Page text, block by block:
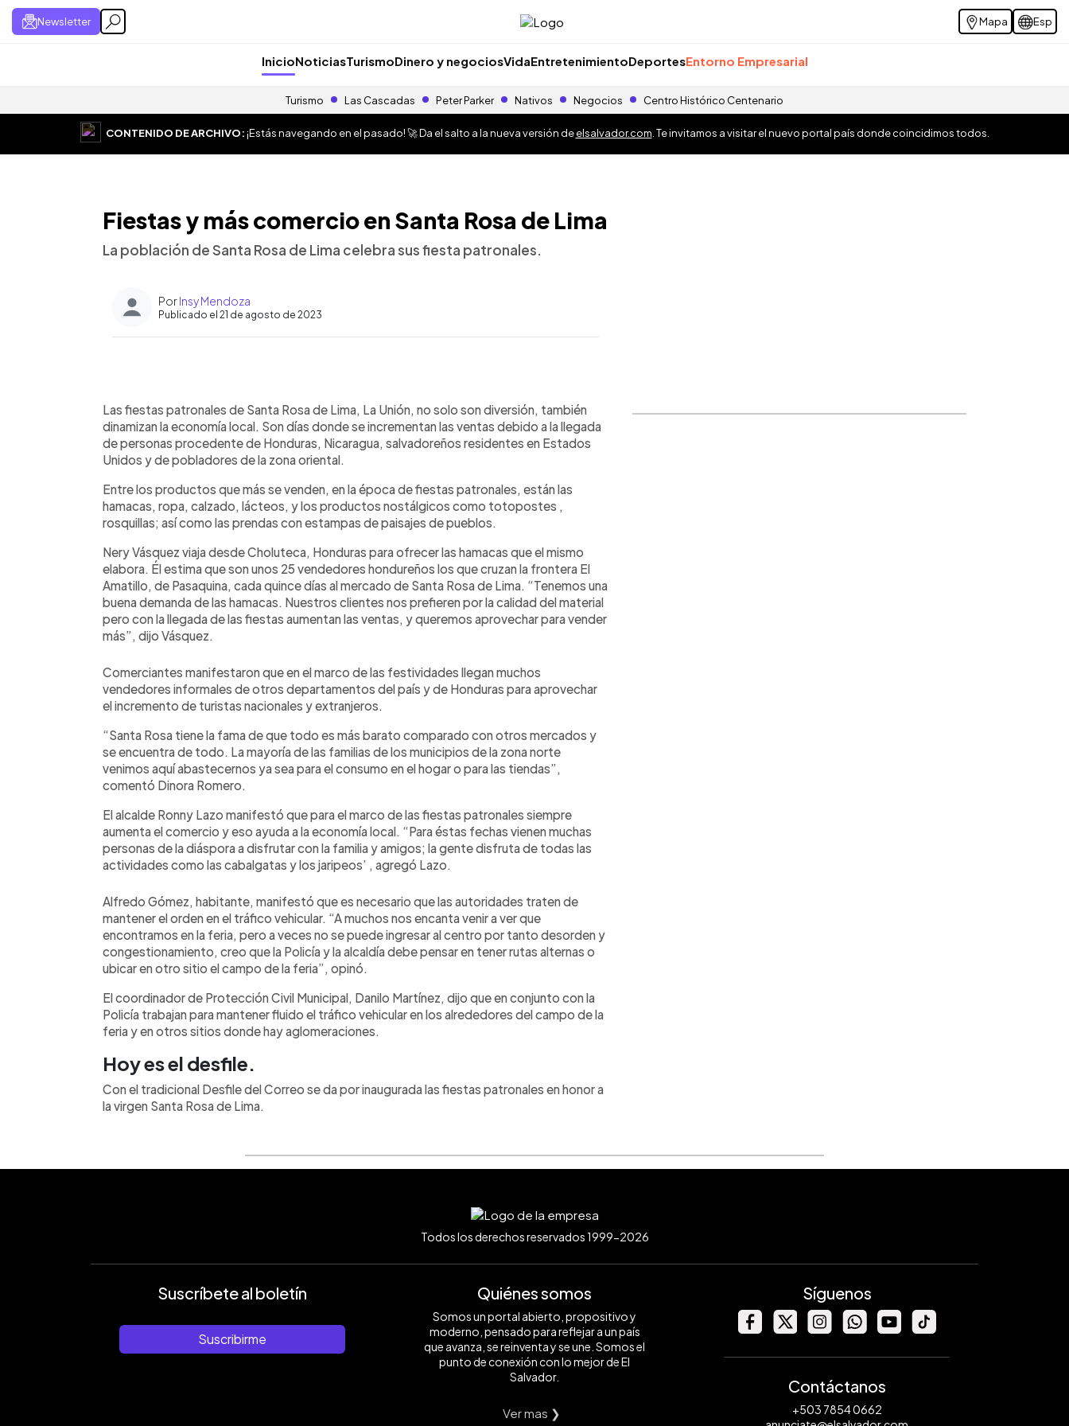
Newsletter Mapa Esp
InicioNoticiasTurismoDinero y negociosVidaEntretenimientoDeportesEntorno Empresarial
Turismo Las Cascadas Peter Parker Nativos Negocios Centro Histórico Centenario
CONTENIDO DE ARCHIVO:¡Estás navegando en el pasado! 🚀 Da el salto a la nueva versión deelsalvador.com . Te invitamos a visitar el nuevo portal país donde coincidimos todos.
Fiestas y más comercio en Santa Rosa de Lima
La población de Santa Rosa de Lima celebra sus fiesta patronales.
PorInsy Mendoza
Publicado el 21 de agosto de 2023
Escuchar artículo
Las fiestas patronales de Santa Rosa de Lima, La Unión, no solo son diversión, también
dinamizan la economía local. Son días donde se incrementan las ventas debido a la llegada
de personas procedente de Honduras, Nicaragua, salvadoreños residentes en Estados
Unidos y de pobladores de la zona oriental.
Entre los productos que más se venden, en la época de fiestas patronales, están las
hamacas, ropa, calzado, lácteos, y los productos nostálgicos como totopostes ,
rosquillas; así como las prendas con estampas de paisajes de pueblos.
Nery Vásquez viaja desde Choluteca, Honduras para ofrecer las hamacas que el mismo
elabora. Él estima que son unos 25 vendedores hondureños los que cruzan la frontera El
Amatillo, de Pasaquina, cada quince días al mercado de Santa Rosa de Lima. “Tenemos una
buena demanda de las hamacas. Nuestros clientes nos prefieren por la calidad del material
pero con la llegada de las fiestas aumentan las ventas, y queremos aprovechar para vender
más”, dijo Vásquez.
Comerciantes manifestaron que en el marco de las festividades llegan muchos
vendedores informales de otros departamentos del país y de Honduras para aprovechar
el incremento de turistas nacionales y extranjeros.
“Santa Rosa tiene la fama de que todo es más barato comparado con otros mercados y
se encuentra de todo. La mayoría de las familias de los municipios de la zona norte
venimos aquí abastecernos ya sea para el consumo en el hogar o para las tiendas”,
comentó Dinora Romero.
El alcalde Ronny Lazo manifestó que para el marco de las fiestas patronales siempre
aumenta el comercio y eso ayuda a la economía local. “Para éstas fechas vienen muchas
personas de la diáspora a disfrutar con la familia y amigos; la gente disfruta de todas las
actividades como las cabalgatas y los jaripeos’ , agregó Lazo.
Alfredo Gómez, habitante, manifestó que es necesario que las autoridades traten de
mantener el orden en el tráfico vehicular. “A muchos nos encanta venir a ver que
encontramos en la feria, pero a veces no se puede ingresar al centro por tanto desorden y
congestionamiento, creo que la Policía y la alcaldía debe pensar en tener rutas alternas o
ubicar en otro sitio el campo de la feria”, opinó.
El coordinador de Protección Civil Municipal, Danilo Martínez, dijo que en conjunto con la
Policía trabajan para mantener fluido el tráfico vehicular en los alrededores del campo de la
feria y en otros sitios donde hay aglomeraciones.
Hoy es el desfile.
Con el tradicional Desfile del Correo se da por inaugurada las fiestas patronales en honor a
la virgen Santa Rosa de Lima.
Todos los derechos reservados 1999-2026
Suscríbete al boletín
Suscribirme
Quiénes somos
Somos un portal abierto, propositivo y
moderno, pensado para reflejar a un país
que avanza, se reinventa y se une. Somos el
punto de conexión con lo mejor de El
Salvador.
Ver mas ❯
Síguenos
Contáctanos
+503 7854 0662